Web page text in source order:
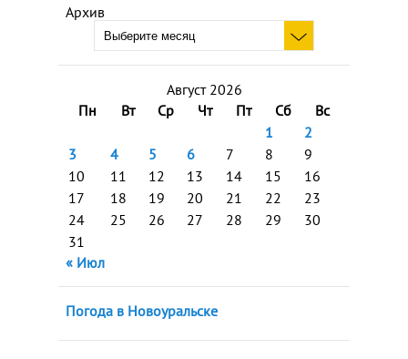
Архив
Август 2026
Пн
Вт Ср Чт Пт Сб
Вс
1
2
3
4 5 6 7 8
9
10
11 12 13 14 15
16
17
18 19 20 21 22
23
24
25 26 27 28 29
30
31
« Июл
Погода в Новоуральске